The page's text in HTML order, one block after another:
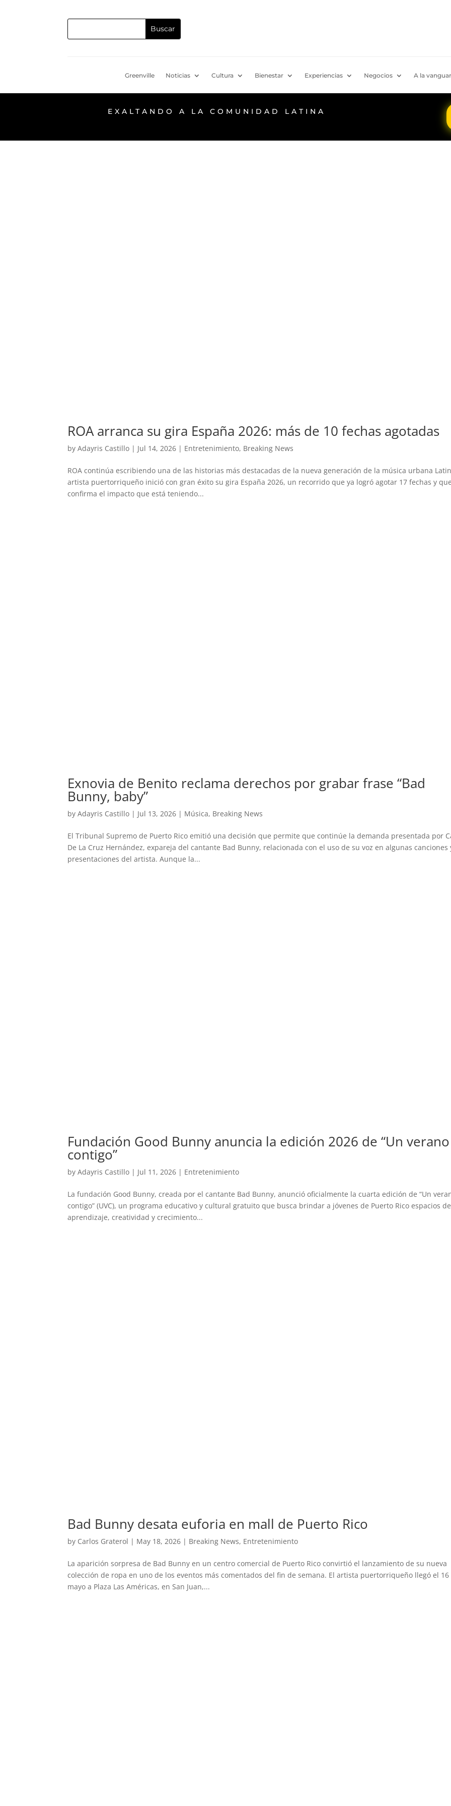
Greenville Noticias Cultura Bienestar Experiencias Negocios A la
EXALTANDO A LA COMUNIDAD LATINA
ROA arranca su gira España 2026: más de 10 fechas agotadas
byAdayris Castillo | Jul 14, 2026 | Entretenimiento, Breaking News
ROA continúa escribiendo una de las historias más destacadas de la nueva generación de la música urbana
artista puertorriqueño inició con gran éxito su gira España 2026, un recorrido que ya logró agotar 17 fechas y
confirma el impacto que está teniendo...
Exnovia de Benito reclama derechos por grabar frase “Bad
Bunny, baby”
byAdayris Castillo | Jul 13, 2026 | Música, Breaking News
El Tribunal Supremo de Puerto Rico emitió una decisión que permite que continúe la demanda presentada por
De La Cruz Hernández, expareja del cantante Bad Bunny, relacionada con el uso de su voz en algunas canciones
presentaciones del artista. Aunque la...
Fundación Good Bunny anuncia la edición 2026 de “Un verano
contigo”
byAdayris Castillo | Jul 11, 2026 | Entretenimiento
La fundación Good Bunny, creada por el cantante Bad Bunny, anunció oficialmente la cuarta edición de “Un
contigo” (UVC), un programa educativo y cultural gratuito que busca brindar a jóvenes de Puerto Rico espacios de
aprendizaje, creatividad y crecimiento...
Bad Bunny desata euforia en mall de Puerto Rico
by Carlos Graterol | May 18, 2026 | Breaking News, Entretenimiento
La aparición sorpresa de Bad Bunny en un centro comercial de Puerto Rico convirtió el lanzamiento de su nueva
colección de ropa en uno de los eventos más comentados del fin de semana. El artista puertorriqueño llegó el 16
mayo a Plaza Las Américas, en San Juan,...